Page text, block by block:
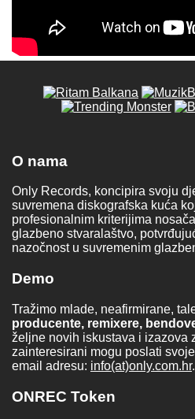
O nama
Only Records, koncipira svoju
suvremena diskografska kuća
profesionalnim kriterijima
glazbeno stvaralaštvo,
nazočnost u suvremenim
Demo
Tražimo mlade, neafirmirane,
producente, remixere,
željne novih iskustava i izazova
zainteresirani mogu poslati
email adresu: info(at)only.com.hr.
ONREC Token